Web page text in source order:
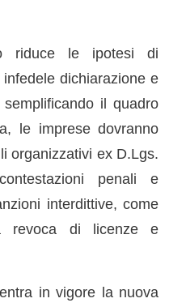
riduce le ipotesi di
dichiarazione e
il quadro
le imprese dovranno
organizzativi ex D.Lgs.
penali e
interdittive, come
revoca di licenze e
in vigore la nuova